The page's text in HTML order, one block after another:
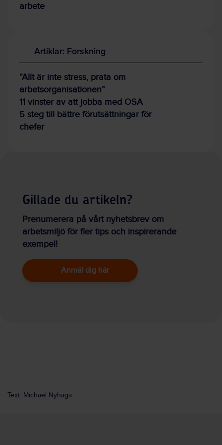
arbete
Artiklar: Forskning
”Allt är inte stress, prata om
arbetsorganisationen”
11 vinster av att jobba med OSA
5 steg till bättre förutsättningar för
chefer
Gillade du artikeln?
Prenumerera på vårt nyhetsbrev om
arbetsmiljö för fler tips och inspirerande
exempel!
Anmäl dig här
Text: Michael Nyhaga